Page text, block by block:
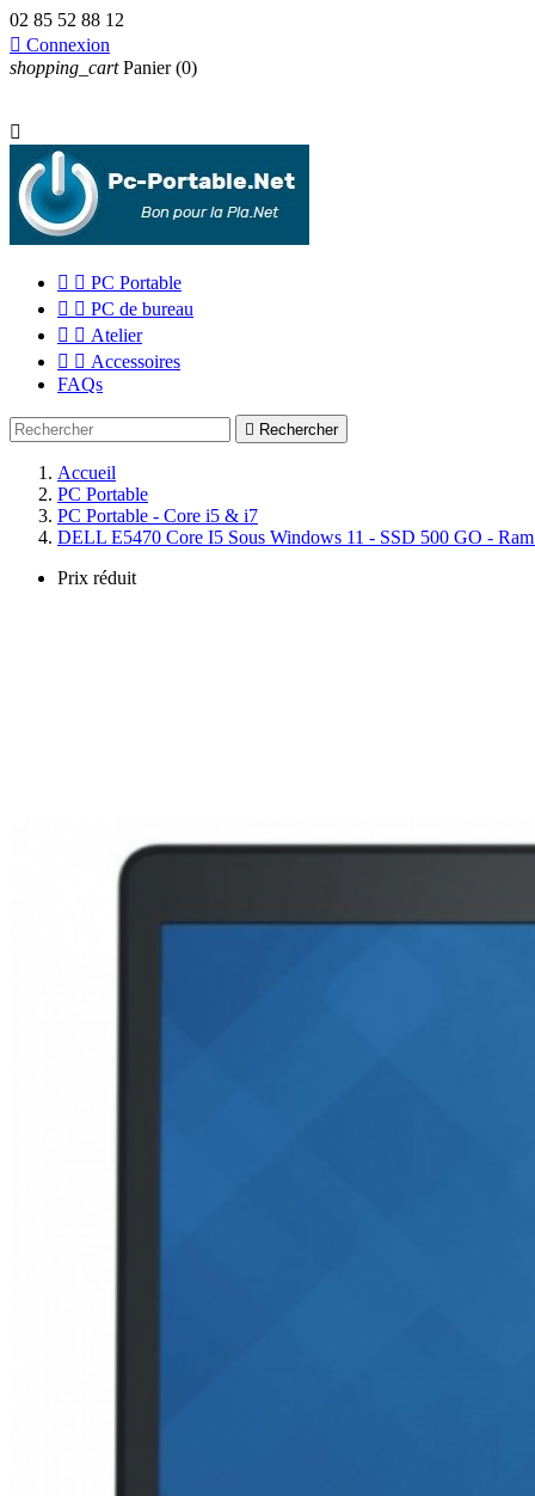
02 85 52 88 12
 Connexion
shopping_cart Panier (0)

  PC Portable
  PC de bureau
  Atelier
  Accessoires
FAQs
 Rechercher
Accueil
PC Portable
PC Portable - Core i5 & i7
DELL E5470 Core I5 Sous Windows 11 - SSD 500 GO -
Prix réduit